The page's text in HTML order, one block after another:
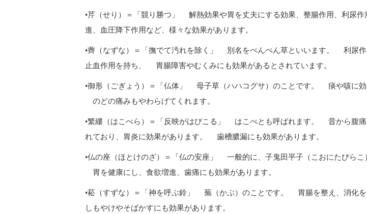
•芹（せり）＝「競り勝つ」 解熱効果や胃を丈夫にする効果、整腸作用、利尿
進、血圧降下作用など、様々な効果があります。
•薺（なずな）＝「撫でて汚れを除く」 別名をぺんぺん草といいます。 利尿作
止血作用を持ち、 胃腸障害やむくみにも効果があるとされています。
•御形（ごぎょう）＝「仏体」 母子草（ハハコグサ）のことです。 痰や咳に効
のどの痛みもやわらげてくれます。
•繁縷（はこべら）＝「反映がはびこる」 はこべとも呼ばれます。 昔から腹痛
れており、胃炎に効果があります。 歯槽膿漏にも効果があります。
•仏の座（ほとけのざ）＝「仏の安座」 一般的に、子鬼田平子（こおにたびらこ
胃を健康にし、食欲増進、歯痛にも効果があります。
•菘（すずな）＝「神を呼ぶ鈴」 蕪（かぶ）のことです。 胃腸を整え、消化
しもやけやそばかすにも効果があります。